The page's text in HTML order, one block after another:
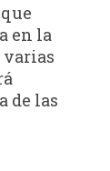
en la
varias
de las